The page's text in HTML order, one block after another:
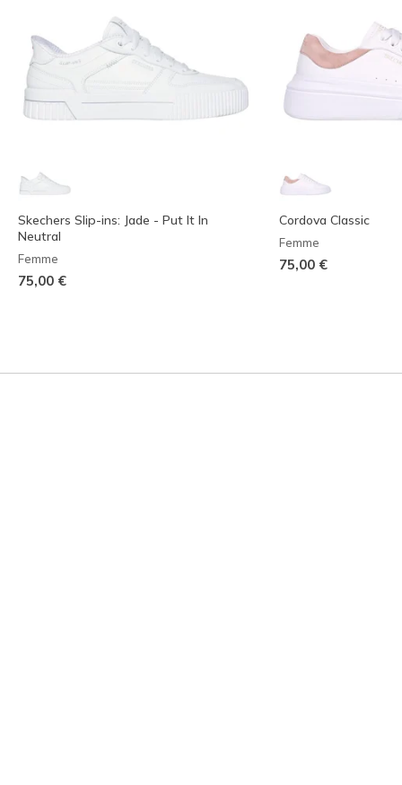
Skechers Slip-ins: Jade - Put It In
Neutral
Femme
75,00 €
Cordova Classic
Femme
75,00 €